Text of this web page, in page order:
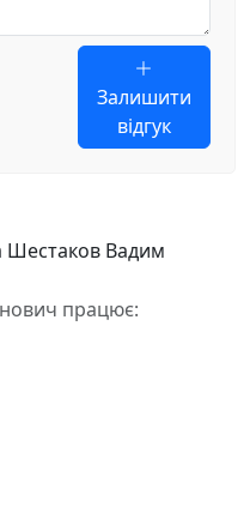
Залишити
відгук
Шестаков Вадим
працює: